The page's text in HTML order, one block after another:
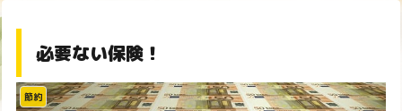
必要ない保険！
節約